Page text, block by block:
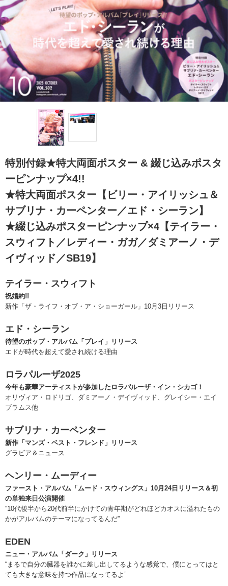
特別付録★特大両面ポスター & 綴じ込みポスタ
ーピンナップ×4!!
★特大両面ポスター【ビリー・アイリッシュ＆
サブリナ・カーペンター／エド・シーラン】
★綴じ込みポスターピンナップ×4【テイラー・
スウィフト／レディー・ガガ／ダミアーノ・デ
イヴィッド／SB19】
テイラー・スウィフト
祝婚約!!
新作「ザ・ライフ・オブ・ア・ショーガール」10月3日リリース
エド・シーラン
待望のポップ・アルバム「プレイ」リリース
エドが時代を超えて愛され続ける理由
ロラパルーザ2025
今年も豪華アーティストが参加したロラパルーザ・イン・シカゴ！
オリヴィア・ロドリゴ、ダミアーノ・デイヴィッド、グレイシー・エイ
ブラムス他
サブリナ・カーペンター
新作「マンズ・ベスト・フレンド」リリース
グラビア＆ニュース
ヘンリー・ムーディー
ファースト・アルバム「ムード・スウィングス」10月24日リリース＆初
の単独来日公演開催
“10代後半から20代前半にかけての青年期がどれほどカオスに溢れたもの
かがアルバムのテーマになってるんだ”
EDEN
ニュー・アルバム「ダーク」リリース
“まるで自分の臓器を誰かに差し出してるような感覚で、僕にとってはと
ても大きな意味を持つ作品になってるよ”